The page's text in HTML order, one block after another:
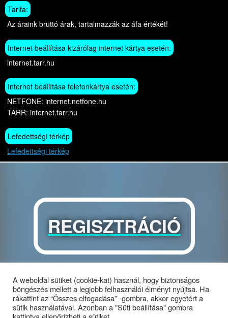
Tarifa:
Az áraink bruttó árak, tartalmazzák az áfa értékét!
Internet beállítása kizárólag internet kártya esetén:
internet.tarr.hu
Internet beállítása telefonkártya esetén:
NETFONE: internet.netfone.hu
TARR: internet.tarr.hu
Lefedettségi térkép
Lefedettségi térkép
REGISZTRÁCIÓ
A weboldal sütiket (cookie-kat) használ, hogy biztonságos
böngészés mellett a legjobb felhasználói élményt nyújtsa. Ha
rákattint az “Összes elfogadása” -gombra, akkor egyetért a
sütik használatával. Azonban a "Süti beállítása" gombra